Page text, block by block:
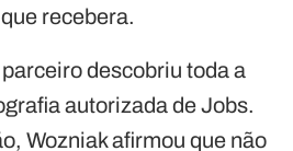
recebera.
descobriu toda a
autorizada de Jobs.
Wozniak afirmou que não